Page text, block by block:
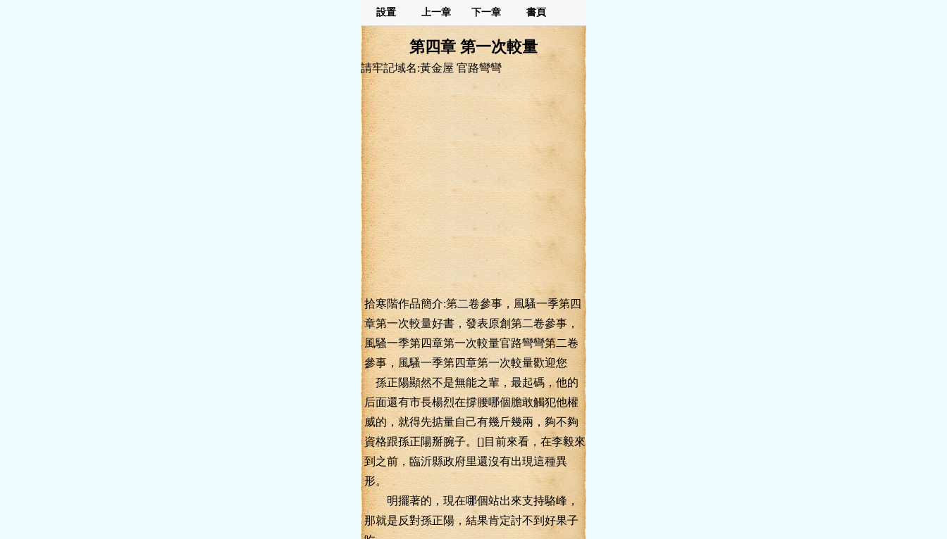
設置 上一章 下一章 書頁
第四章 第一次較量
請牢記域名:黃金屋 官路彎彎
拾寒階作品簡介:第二卷參事，風騷一季第四
章第一次較量好書，發表原創第二卷參事，
風騷一季第四章第一次較量官路彎彎第二卷
參事，風騷一季第四章第一次較量歡迎您
孫正陽顯然不是無能之輩，最起碼，他的
后面還有市長楊烈在撐腰哪個膽敢觸犯他權
威的，就得先掂量自己有幾斤幾兩，夠不夠
資格跟孫正陽掰腕子。[]目前來看，在李毅來
到之前，臨沂縣政府里還沒有出現這種異
形。
明擺著的，現在哪個站出來支持駱峰，
那就是反對孫正陽，結果肯定討不到好果子